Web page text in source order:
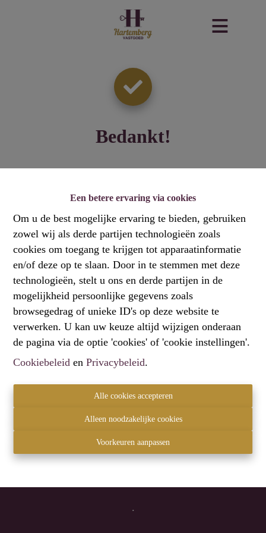
Een betere ervaring via cookies
Om u de best mogelijke ervaring te bieden, gebruiken
zowel wij als derde partijen technologieën zoals
cookies om toegang te krijgen tot apparaatinformatie
en/of deze op te slaan. Door in te stemmen met deze
technologieën, stelt u ons en derde partijen in de
mogelijkheid persoonlijke gegevens zoals
browsegedrag of unieke ID's op deze website te
verwerken. U kan uw keuze altijd wijzigen onderaan
de pagina via de optie 'cookies' of 'cookie instellingen'.
Cookiebeleid enPrivacybeleid.
Alle cookies accepteren
Alleen noodzakelijke cookies
Voorkeuren aanpassen
Bedankt!
Terug naar de vorige pagina Terug naar de homepagina
2820 Bonheiden
info@hartemberg.be
BTW BE 0864.789.147
Privacy statement-Disclaimer
.